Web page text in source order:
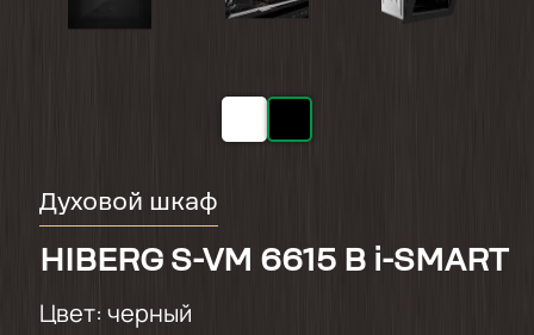
Духовой шкаф
HIBERG S-VM 6615 B i-SMART
Цвет: черный